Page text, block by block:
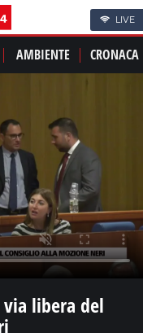
LIVE
AMBIENTE CRONACA
via libera del